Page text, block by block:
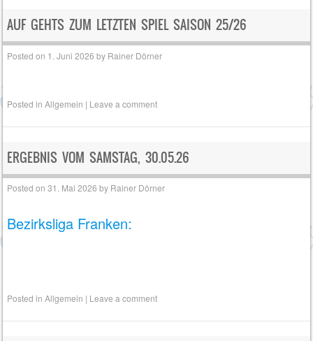
AUF GEHTS ZUM LETZTEN SPIEL SAISON 25/26
Posted on 1. Juni 2026 by Rainer Dörner
Posted inAllgemein | Leave a comment
ERGEBNIS VOM SAMSTAG, 30.05.26
Posted on31. Mai 2026 by Rainer Dörner
Bezirksliga Franken:
Posted inAllgemein | Leave a comment